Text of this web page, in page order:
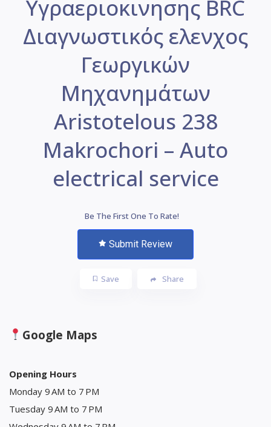
Υγραεριοκινησης BRC
Διαγνωστικός ελενχος
Γεωργικών
Μηχανημάτων
Aristotelous 238
Makrochori – Auto
electrical service
Be The First One To Rate!
Submit Review
Save Share
Google Maps
Opening Hours
Monday 9 AM to 7 PM
Tuesday 9 AM to 7 PM